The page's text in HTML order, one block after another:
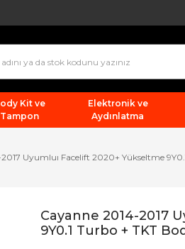
Kit ve
Tampon
Elektronik ve
Aydınlatma
Uyumluı Facelift 2020+ Yükseltme
Cayanne 2014-2017
9Y0.1 Turbo + TKT